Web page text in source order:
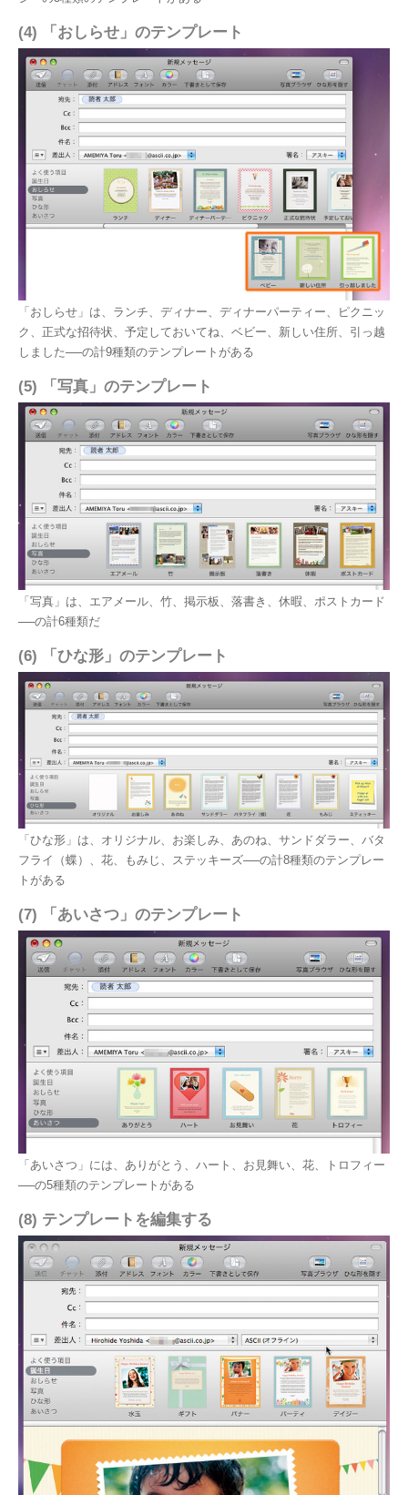
(4) 「おしらせ」のテンプレート
「おしらせ」は、ランチ、ディナー、ディナーパーティー、ピクニッ
ク、正式な招待状、予定しておいてね、ベビー、新しい住所、引っ越
しました──の計9種類のテンプレートがある
(5) 「写真」のテンプレート
「写真」は、エアメール、竹、掲示板、落書き、休暇、ポストカード
──の計6種類だ
(6) 「ひな形」のテンプレート
「ひな形」は、オリジナル、お楽しみ、あのね、サンドダラー、バタ
フライ（蝶）、花、もみじ、ステッキーズ──の計8種類のテンプレー
トがある
(7) 「あいさつ」のテンプレート
「あいさつ」には、ありがとう、ハート、お見舞い、花、トロフィー
──の5種類のテンプレートがある
(8) テンプレートを編集する